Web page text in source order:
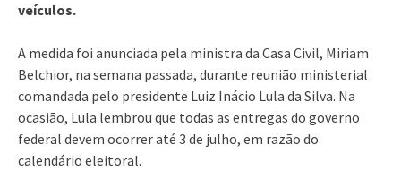
veículos.
A medida foi anunciada pela ministra da Casa Civil, Miriam
Belchior, na semana passada, durante reunião ministerial
comandada pelo presidente Luiz Inácio Lula da Silva. Na
ocasião, Lula lembrou que todas as entregas do governo
federal devem ocorrer até 3 de julho, em razão do
calendário eleitoral.